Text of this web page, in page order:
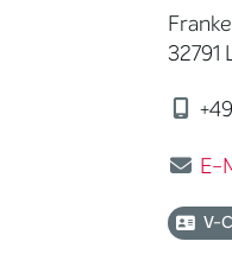
32791
E-
V-